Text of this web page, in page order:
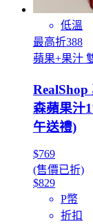
低溫
最高折388
蘋果+果汁
森蘋果汁
午送禮)
$769
(售價已折)
$829
P幣
折扣